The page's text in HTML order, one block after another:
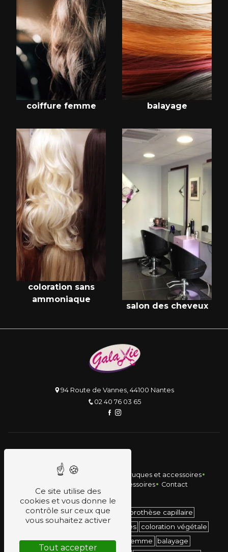
coiffure femme balayage
coloration sans
ammoniaque
salon des cheveux
94 Route de Vannes, 44100 Nantes
02 40 76 03 65
Plan du site
Salon de coiffure
Perruques et accessoires
Perruques et accessoires Contact
coiffeur salon de coiffure
prothèse capillaire
perruques médicales
coloration végétale
coiffure homme coiffure femme
balayage
Ce site utilise des
cookies et vous donne le
contrôle sur ceux que
vous souhaitez activer
Tout accepter